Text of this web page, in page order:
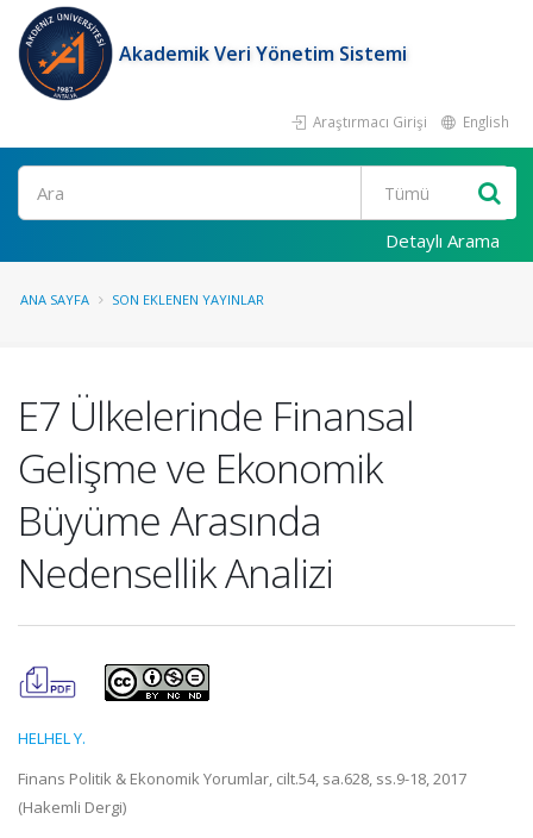
Akademik Veri Yönetim Sistemi
Araştırmacı Girişi English
Ara
Detaylı Arama
ANA SAYFA SON EKLENEN YAYINLAR
E7 Ülkelerinde Finansal
Gelişme ve Ekonomik
Büyüme Arasında
Nedensellik Analizi
HELHEL Y.
Finans Politik & Ekonomik Yorumlar, cilt.54, sa.628, ss.9-18, 2017
(Hakemli Dergi)